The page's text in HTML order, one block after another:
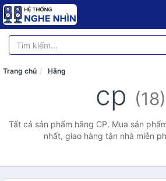
Trang chủ Hãng
cp (18)
Tất cả sản phẩm hãng CP. Mua sản
nhất, giao hàng tận nhà miễn